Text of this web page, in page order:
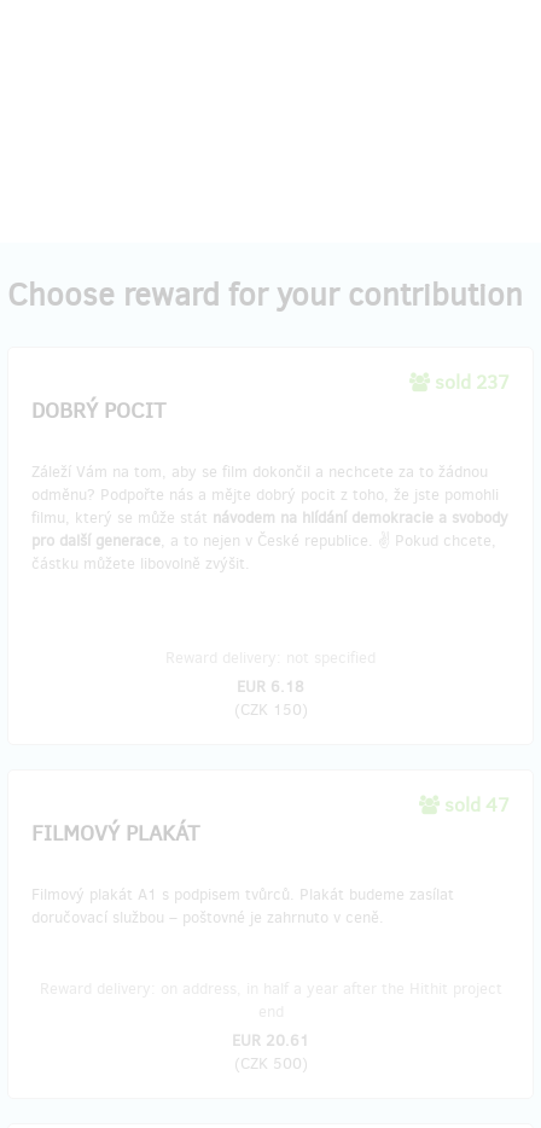
Choose reward for your contribution
sold 237
DOBRÝ POCIT
Záleží Vám na tom, aby se film dokončil a nechcete za to žádnou
odměnu? Podpořte nás a mějte dobrý pocit z toho, že jste pomohli
filmu, který se může stát návodem na hlídání demokracie a svobody
pro další generace, a to nejen v České republice. ✌️ Pokud chcete,
částku můžete libovolně zvýšit.
EUR 6.18
(CZK 150)
sold 47
FILMOVÝ PLAKÁT
Filmový plakát A1 s podpisem tvůrců. Plakát budeme zasílat
doručovací službou – poštovné je zahrnuto v ceně.
EUR 20.61
(CZK 500)